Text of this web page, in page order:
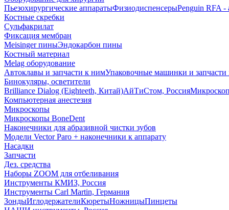
Пьезохирургические аппаратыФизиодиспенсерыPenguin RFA -
Костные скребки
Сульфакрилат
Фиксация мембран
Meisinger пиныЭндокарбон пины
Костный материал
Melag оборудование
Автоклавы и запчасти к нимУпаковочные машинки и
Бинокуляры, осветители
Brilliance Dialog (Eighteeth, Китай)АйТиСтом, Россия
Компьютерная анестезия
Микроскопы
Микроскопы BoneDent
Наконечники для абразивной чистки зубов
Модели Vector Paro + наконечники к аппарату
Насадки
Запчасти
Дез. средства
Наборы ZOOM для отбеливания
Инструменты КМИЗ, Россия
Инструменты Carl Martin, Германия
ЗондыИглодержателиКюретыНожницыПинцеты